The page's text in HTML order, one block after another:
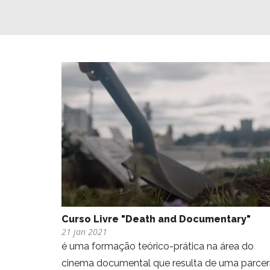
Curso Livre "Death and Documentary"
21 jan 2021
é uma formação teórico-prática na área do
cinema documental que resulta de uma